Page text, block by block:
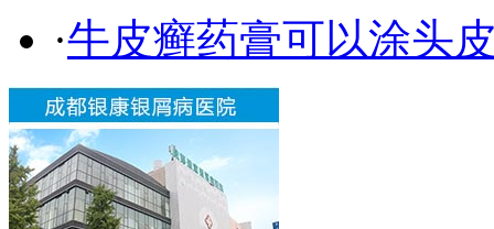
·牛皮癣药膏可以涂头